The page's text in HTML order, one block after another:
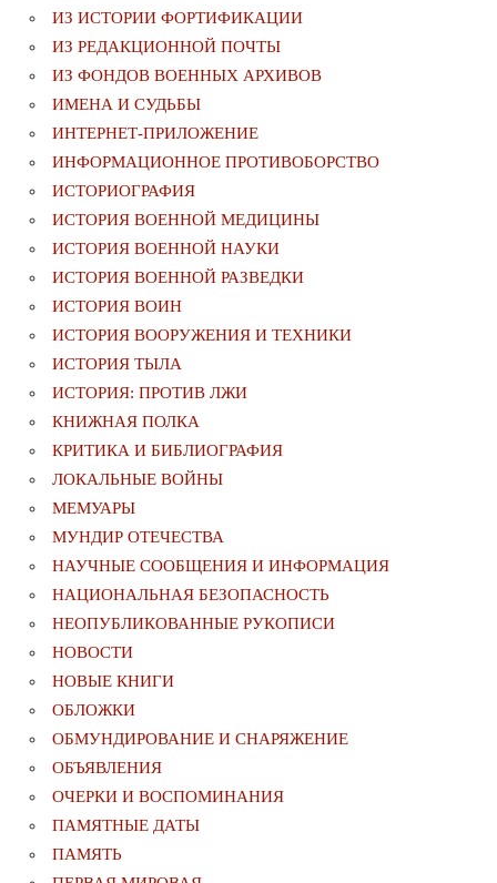
ИЗ ИСТОРИИ ФОРТИФИКАЦИИ
ИЗ РЕДАКЦИОННОЙ ПОЧТЫ
ИЗ ФОНДОВ ВОЕННЫХ АРХИВОВ
ИМЕНА И СУДЬБЫ
ИНТЕРНЕТ-ПРИЛОЖЕНИЕ
ИНФОРМАЦИОННОЕ ПРОТИВОБОРСТВО
ИСТОРИОГРАФИЯ
ИСТОРИЯ ВОЕННОЙ МЕДИЦИНЫ
ИСТОРИЯ ВОЕННОЙ НАУКИ
ИСТОРИЯ ВОЕННОЙ РАЗВЕДКИ
ИСТОРИЯ ВОИН
ИСТОРИЯ ВООРУЖЕНИЯ И ТЕХНИКИ
ИСТОРИЯ ТЫЛА
ИСТОРИЯ: ПРОТИВ ЛЖИ
КНИЖНАЯ ПОЛКА
КРИТИКА И БИБЛИОГРАФИЯ
ЛОКАЛЬНЫЕ ВОЙНЫ
МЕМУАРЫ
МУНДИР ОТЕЧЕСТВА
НАУЧНЫЕ СООБЩЕНИЯ И ИНФОРМАЦИЯ
НАЦИОНАЛЬНАЯ БЕЗОПАСНОСТЬ
НЕОПУБЛИКОВАННЫЕ РУКОПИСИ
НОВОСТИ
НОВЫЕ КНИГИ
ОБЛОЖКИ
ОБМУНДИРОВАНИЕ И СНАРЯЖЕНИЕ
ОБЪЯВЛЕНИЯ
ОЧЕРКИ И ВОСПОМИНАНИЯ
ПАМЯТНЫЕ ДАТЫ
ПАМЯТЬ